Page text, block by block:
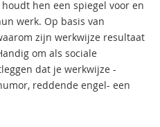
hen een spiegel voor en
werk. Op basis van
zijn werkwijze resultaat
om als sociale
dat je werkwijze -
reddende engel- een